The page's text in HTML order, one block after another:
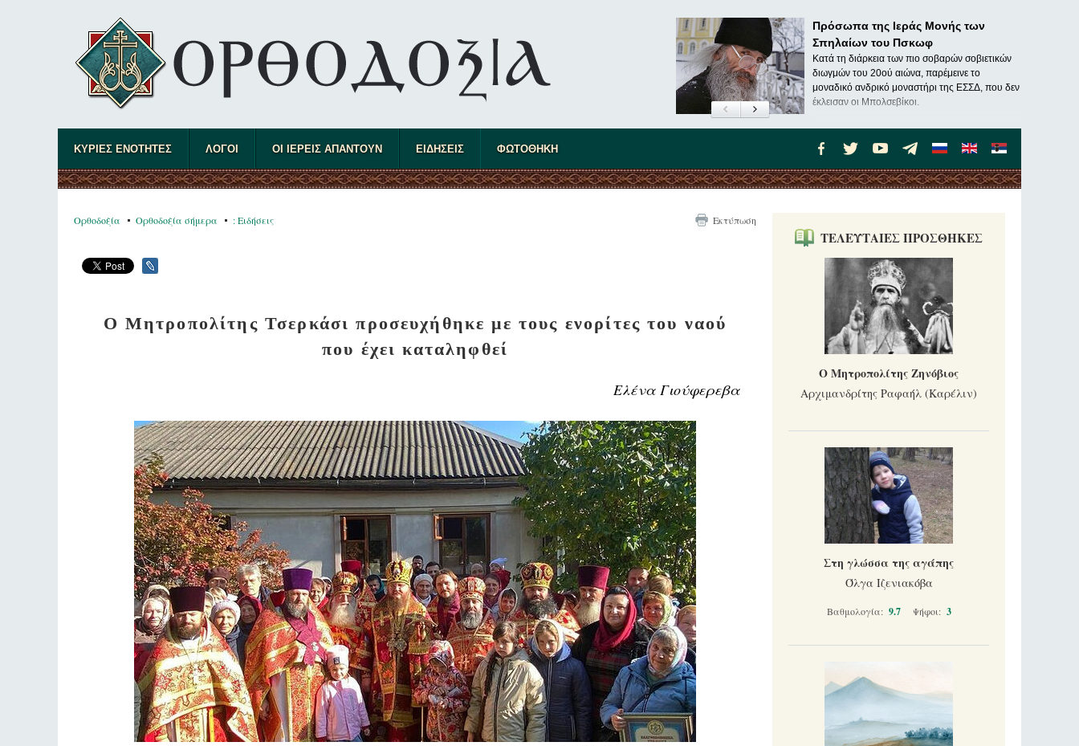
Πρόσωπα της Ιεράς Μονής των
Σπηλαίων του Πσκωφ
Κατά τη διάρκεια των πιο σοβαρών σοβιετικών
διωγμών του 20ού αιώνα, παρέμεινε το
μοναδικό ανδρικό μοναστήρι της ΕΣΣΔ, που δεν
έκλεισαν οι Μπολσεβίκοι.
ΚΥΡΙΕΣ ΕΝΟΤΗΤΕΣ ΛΟΓΟΙ ΟΙ ΙΕΡΕΙΣ ΑΠΑΝΤΟΥΝ ΕΙΔΗΣΕΙΣ ΦΩΤΟΘΗΚΗ
Ορθοδοξία Ορθοδοξία σήμερα : Ειδήσεις Εκτύπωση
Ο Μητροπολίτης Τσερκάσι προσευχήθηκε με τους ενορίτες του ναού
που έχει καταληφθεί
Ελένα Γιούφερεβα
ΤΕΛΕΥΤΑΙΕΣ ΠΡΟΣΘΗΚΕΣ
Ο Μητροπολίτης Ζηνόβιος
Αρχιμανδρίτης Ραφαήλ (Καρέλιν)
Στη γλώσσα της αγάπης
Όλγα Ιζενιακόβα
Βαθμολογία: 9.7 Ψήφοι: 3